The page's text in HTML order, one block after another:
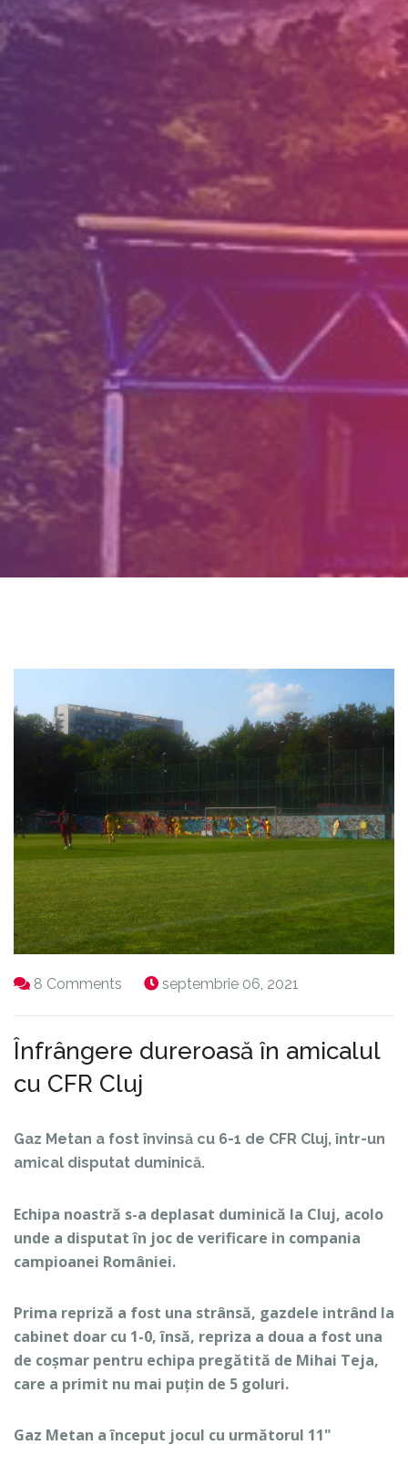
8 Comments septembrie 06, 2021
Înfrângere dureroasă în amicalul
cu CFR Cluj
Gaz Metan a fost învinsă cu 6-1 de CFR Cluj, într-un
amical disputat duminică.
Echipa noastră s-a deplasat duminică la Cluj, acolo
unde a disputat în joc de verificare in compania
campioanei României.
Prima repriză a fost una strânsă, gazdele intrând la
cabinet doar cu 1-0, însă, repriza a doua a fost una
de coșmar pentru echipa pregătită de Mihai Teja,
care a primit nu mai puțin de 5 goluri.
Gaz Metan a început jocul cu următorul 11"